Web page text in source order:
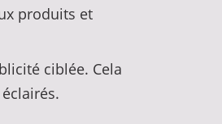
produits et
ciblée. Cela